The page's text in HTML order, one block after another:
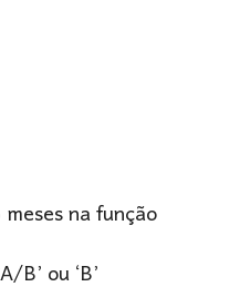
na função
ou ‘B’